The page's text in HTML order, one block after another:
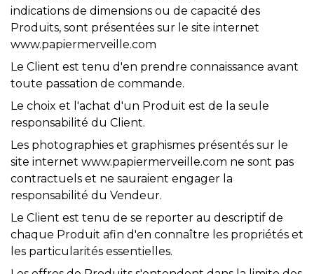
indications de dimensions ou de capacité des
Produits, sont présentées sur le site internet
www.papiermerveille.com
Le Client est tenu d'en prendre connaissance avant
toute passation de commande.
Le choix et l'achat d'un Produit est de la seule
responsabilité du Client.
Les photographies et graphismes présentés sur le
site internet www.papiermerveille.com ne sont pas
contractuels et ne sauraient engager la
responsabilité du Vendeur.
Le Client est tenu de se reporter au descriptif de
chaque Produit afin d'en connaître les propriétés et
les particularités essentielles.